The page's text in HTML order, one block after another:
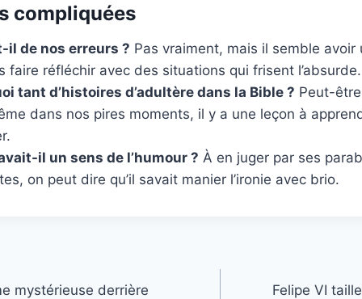
compliquées
il de nos erreurs ? Pas vraiment, mais il semble avoir
faire réfléchir avec des situations qui frisent l’absurde.
tant d’histoires d’adultère dans la Bible ? Peut-
dans nos pires moments, il y a une leçon à
il un sens de l’humour ? À en juger par ses
on peut dire qu’il savait manier l’ironie avec brio.
mystérieuse derrière
Felipe VI